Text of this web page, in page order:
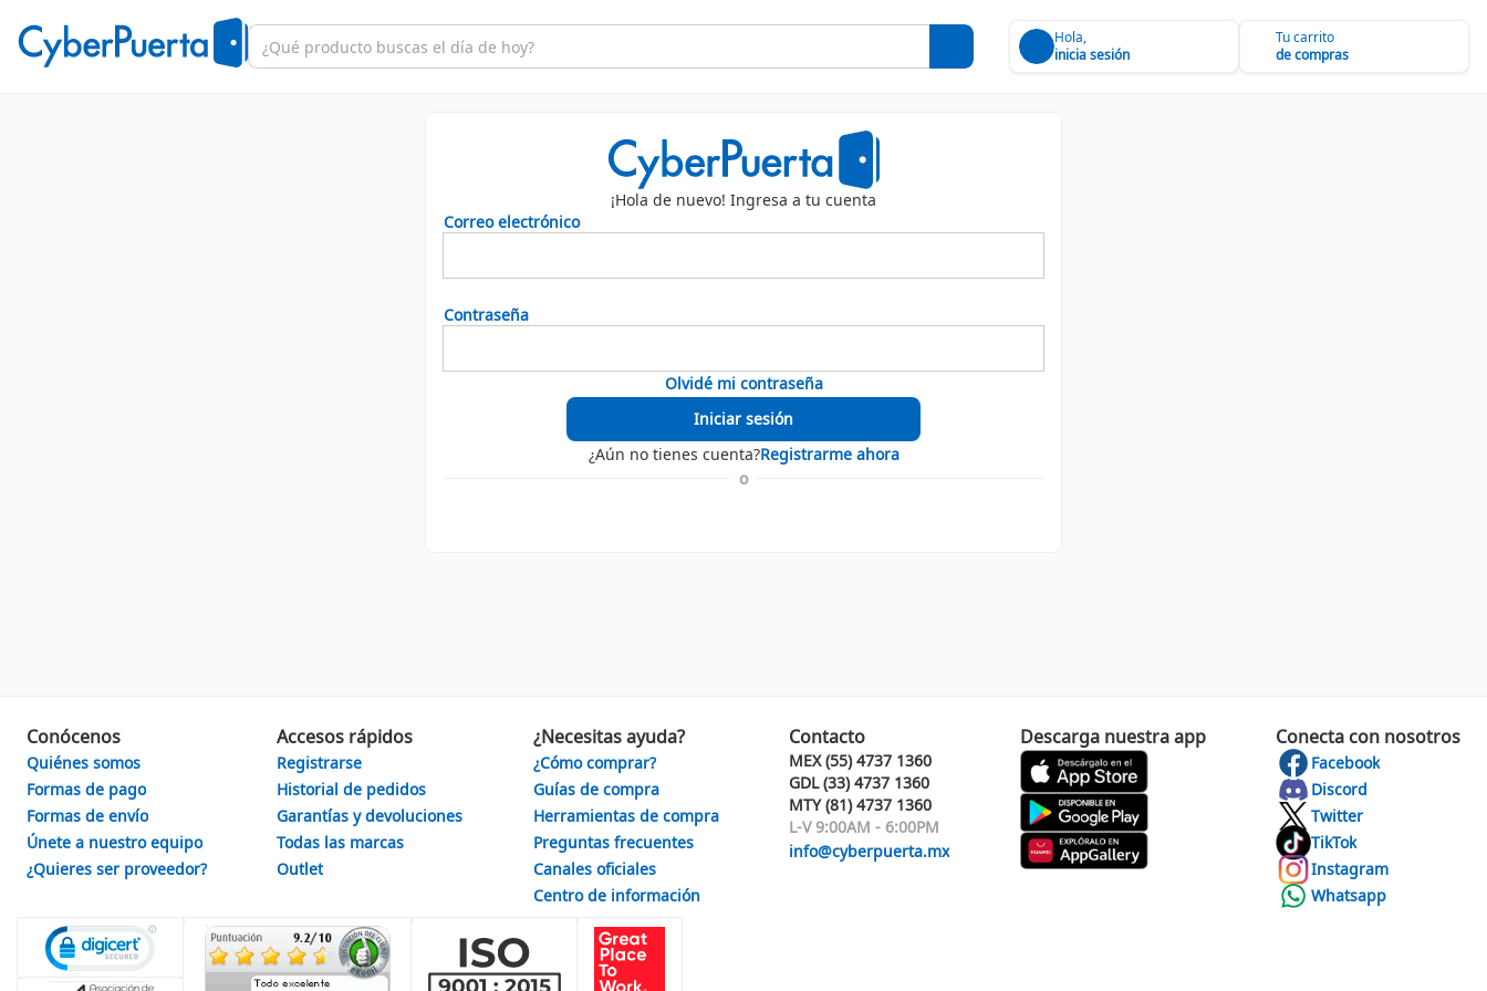
Hola,
inicia sesión
Tu carrito
de compras
¡Hola de nuevo! Ingresa a tu cuenta
Correo electrónico
Contraseña
Olvidé mi contraseña
Iniciar sesión
¿Aún no tienes cuenta?Registrarme ahora
o
Conócenos
Quiénes somos
Formas de pago
Formas de envío
Únete a nuestro equipo
¿Quieres ser proveedor?
Accesos rápidos
Registrarse
Historial de pedidos
Garantías y devoluciones
Todas las marcas
Outlet
¿Necesitas ayuda?
¿Cómo comprar?
Guías de compra
Herramientas de compra
Preguntas frecuentes
Canales oficiales
Centro de información
Contacto
MEX (55) 4737 1360
GDL (33) 4737 1360
MTY (81) 4737 1360
L-V 9:00AM - 6:00PM
info@cyberpuerta.mx
Descarga nuestra app Conecta con nosotros
Facebook
Discord
Twitter
TikTok
Instagram
Whatsapp